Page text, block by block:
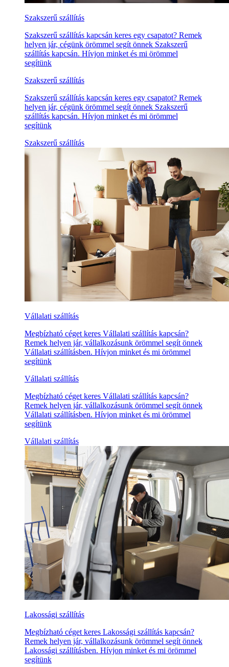
Szakszerű szállítás
Szakszerű szállítás kapcsán keres egy csapatot? Remek
helyen jár, cégünk örömmel segít önnek Szakszerű
szállítás kapcsán. Hívjon minket és mi örömmel
segítünk
Szakszerű szállítás
Szakszerű szállítás kapcsán keres egy csapatot? Remek
helyen jár, cégünk örömmel segít önnek Szakszerű
szállítás kapcsán. Hívjon minket és mi örömmel
segítünk
Szakszerű szállítás
Vállalati szállítás
Megbízható céget keres Vállalati szállítás kapcsán?
Remek helyen jár, vállalkozásunk örömmel segít önnek
Vállalati szállításben. Hívjon minket és mi örömmel
segítünk
Vállalati szállítás
Megbízható céget keres Vállalati szállítás kapcsán?
Remek helyen jár, vállalkozásunk örömmel segít önnek
Vállalati szállításben. Hívjon minket és mi örömmel
segítünk
Vállalati szállítás
Lakossági szállítás
Megbízható céget keres Lakossági szállítás kapcsán?
Remek helyen jár, vállalkozásunk örömmel segít önnek
Lakossági szállításben. Hívjon minket és mi örömmel
segítünk